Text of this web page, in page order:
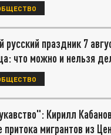
русский праздник 7
что можно и нельзя
Кирилл
притока мигрантов из